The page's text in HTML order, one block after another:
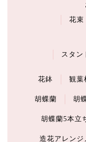
花束
スタン
花鉢 観葉
胡蝶蘭 胡
胡蝶蘭5本立
造花アレンジ